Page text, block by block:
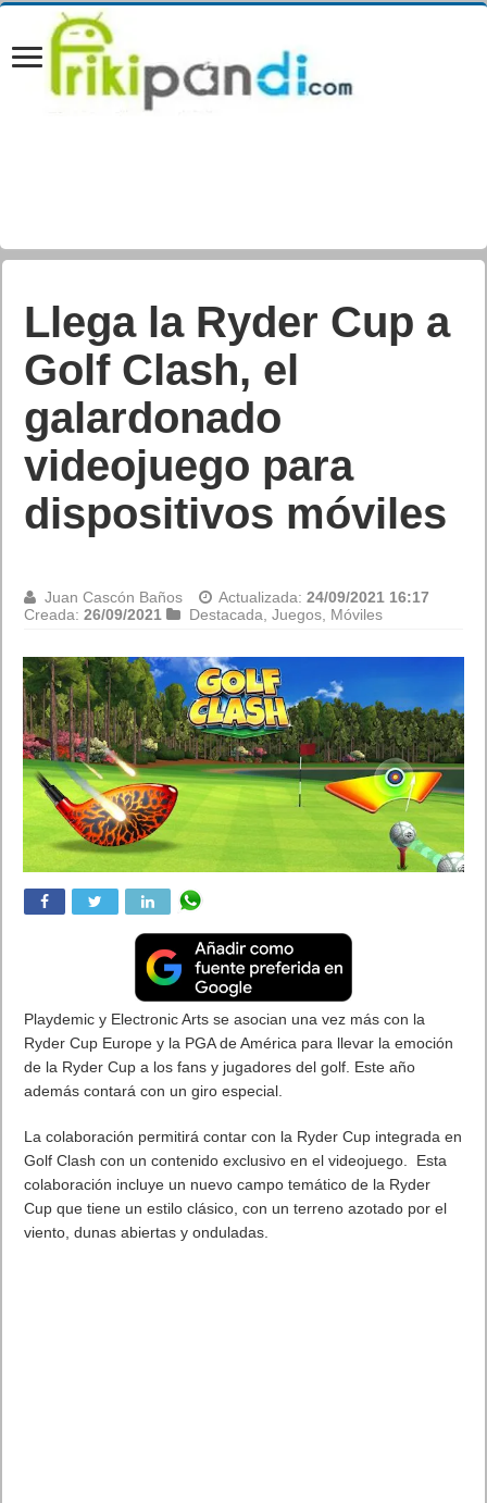
Llega la Ryder Cup a
Golf Clash, el
galardonado
videojuego para
dispositivos móviles
Juan Cascón Baños Actualizada:24/09/2021 16:17
Creada:26/09/2021 Destacada ,Juegos Móviles
Playdemic y Electronic Arts se asocian una vez más con la
Ryder Cup Europe y la PGA de América para llevar la emoción
de la Ryder Cup a los fans y jugadores del golf. Este año
además contará con un giro especial.
La colaboración permitirá contar con la Ryder Cup integrada en
Golf Clash con un contenido exclusivo en el videojuego. Esta
colaboración incluye un nuevo campo temático de la Ryder
Cup que tiene un estilo clásico, con un terreno azotado por el
viento, dunas abiertas y onduladas.